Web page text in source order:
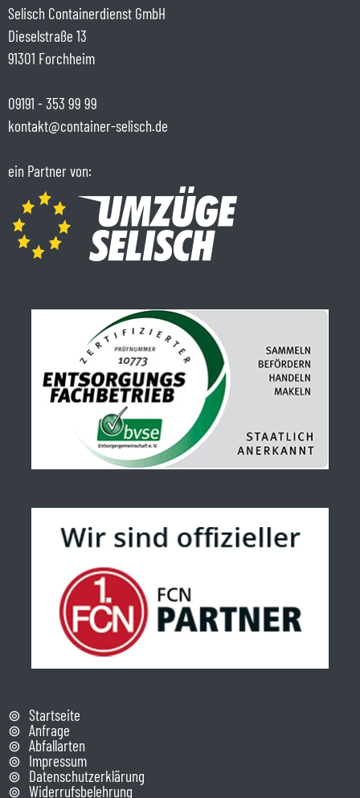
Selisch Containerdienst GmbH
Dieselstraße 13
91301 Forchheim
09191 - 353 99 99
kontakt@container-selisch.de
ein Partner von:
Startseite
Anfrage
Abfallarten
Impressum
Datenschutzerklärung
Widerrufsbelehrung